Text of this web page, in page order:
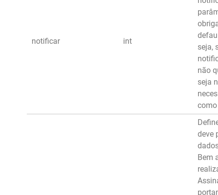
notificar int
seja,
não
seja
deve
Bem